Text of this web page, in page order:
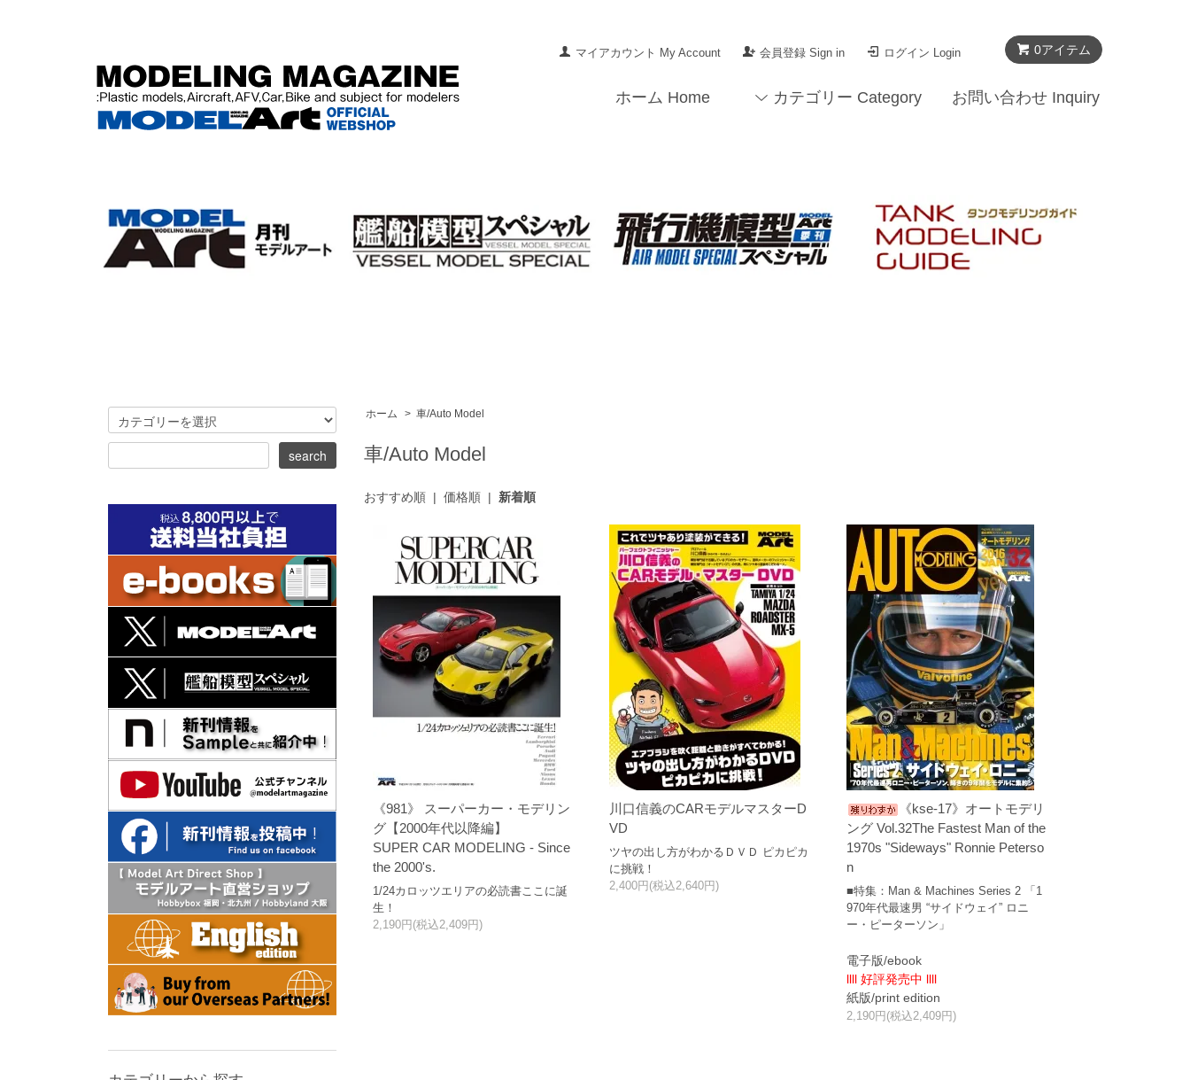
0アイテム
マイアカウント My Account 会員登録 Sign in ログイン Login
ホーム Home カテゴリー Category お問い合わせ Inquiry
ホーム > 車/Auto Model
車/Auto Model
おすすめ順| 価格順| 新着順
《981》 スーパーカー・モデリン
グ【2000年代以降編】
SUPER CAR MODELING - Since
the 2000's.
1/24カロッツエリアの必読書ここに誕
生！
2,190円(税込2,409円)
川口信義のCARモデルマスターD
VD
ツヤの出し方がわかるＤＶＤ ピカピカ
に挑戦！
2,400円(税込2,640円)
《kse-17》オートモデリ
ング Vol.32The Fastest Man of the
1970s "Sideways" Ronnie Peterso
n
■特集：Man & Machines Series 2 「1
970年代最速男 “サイドウェイ” ロニ
ー・ピーターソン」
電子版/ebook
llll 好評発売中 llll
紙版/print edition
2,190円(税込2,409円)